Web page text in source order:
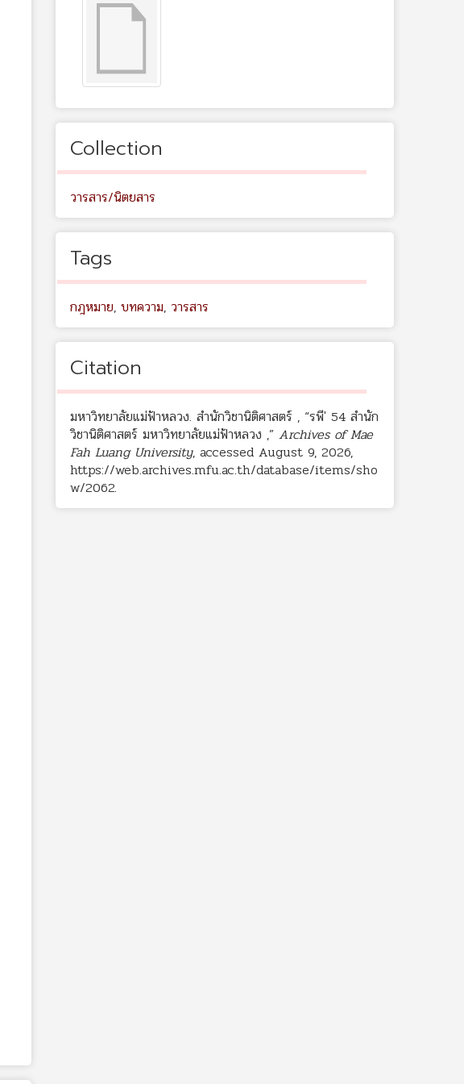
Collection
วารสาร/นิตยสาร
Tags
กฎหมาย, บทความ, วารสาร
Citation
มหาวิทยาลัยแม่ฟ้าหลวง. สำนักวิชานิติศาสตร์ , “รพี' 54 สำนัก
วิชานิติศาสตร์ มหาวิทยาลัยแม่ฟ้าหลวง ,” Archives of Mae
Fah Luang University, accessed August 9, 2026,
https://web.archives.mfu.ac.th/database/items/sho
w/2062.